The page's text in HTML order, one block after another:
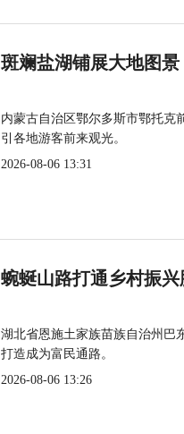
斑斓盐湖铺展大地图景
内蒙古自治区鄂尔多斯市鄂托克
引各地游客前来观光。
2026-08-06 13:31
蜿蜒山路打通乡村振兴
湖北省恩施土家族苗族自治州巴
打造成为富民通路。
2026-08-06 13:26